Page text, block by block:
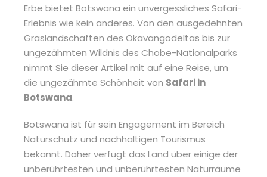
Erbe bietet Botswana ein unvergessliches Safari-
Erlebnis wie kein anderes. Von den ausgedehnten
Graslandschaften des Okavangodeltas bis zur
ungezähmten Wildnis des Chobe-Nationalparks
nimmt Sie dieser Artikel mit auf eine Reise, um
die ungezähmte Schönheit von Safari in
Botswana.
Botswana ist für sein Engagement im Bereich
Naturschutz und nachhaltigen Tourismus
bekannt. Daher verfügt das Land über einige der
unberührtesten und unberührtesten Naturräume